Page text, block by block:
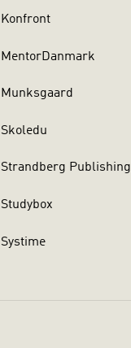
Konfront
MentorDanmark
Munksgaard
Skoledu
Strandberg Publishing
Studybox
Systime